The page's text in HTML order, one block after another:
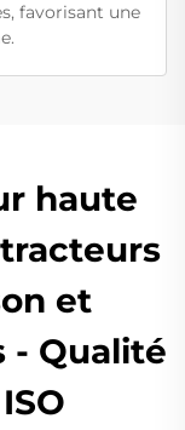
favorisant une
haute
et
- Qualité